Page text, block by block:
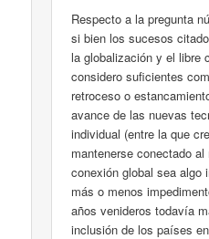
Respecto a la pregunta
si bien los sucesos
la globalización y el libre
considero suficientes
retroceso o
avance de las nuevas
individual (entre la que
mantenerse conectado
conexión global sea algo
más o menos
años venideros todavía
inclusión de los países